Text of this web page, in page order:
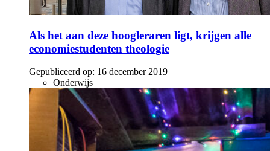
Als het aan deze hoogleraren ligt, krijgen alle
economiestudenten theologie
Gepubliceerd op: 16 december 2019
Onderwijs